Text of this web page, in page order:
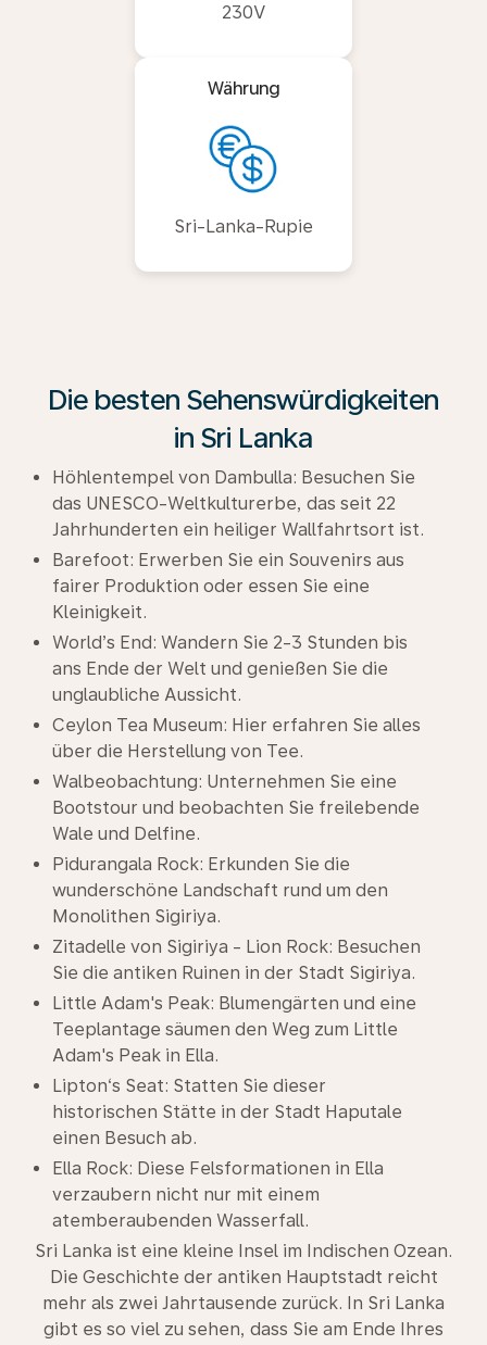
230V
Währung
Sri-Lanka-Rupie
Die besten Sehenswürdigkeiten
in Sri Lanka
Höhlentempel von Dambulla: Besuchen Sie
das UNESCO-Weltkulturerbe, das seit 22
Jahrhunderten ein heiliger Wallfahrtsort ist.
Barefoot: Erwerben Sie ein Souvenirs aus
fairer Produktion oder essen Sie eine
Kleinigkeit.
World’s End: Wandern Sie 2-3 Stunden bis
ans Ende der Welt und genießen Sie die
unglaubliche Aussicht.
Ceylon Tea Museum: Hier erfahren Sie alles
über die Herstellung von Tee.
Walbeobachtung: Unternehmen Sie eine
Bootstour und beobachten Sie freilebende
Wale und Delfine.
Pidurangala Rock: Erkunden Sie die
wunderschöne Landschaft rund um den
Monolithen Sigiriya.
Zitadelle von Sigiriya - Lion Rock: Besuchen
Sie die antiken Ruinen in der Stadt Sigiriya.
Little Adam's Peak: Blumengärten und eine
Teeplantage säumen den Weg zum Little
Adam's Peak in Ella.
Lipton‘s Seat: Statten Sie dieser
historischen Stätte in der Stadt Haputale
einen Besuch ab.
Ella Rock: Diese Felsformationen in Ella
verzaubern nicht nur mit einem
atemberaubenden Wasserfall.
Sri Lanka ist eine kleine Insel im Indischen Ozean.
Die Geschichte der antiken Hauptstadt reicht
mehr als zwei Jahrtausende zurück. In Sri Lanka
gibt es so viel zu sehen, dass Sie am Ende Ihres